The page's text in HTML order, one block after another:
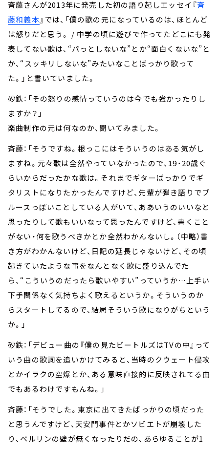
斉藤さんが2013年に発売した初の語り起しエッセイ『斉
藤和義本』では、「僕の歌の元になっているのは、ほとんど
は怒りだと思う。 / 中学の頃に遊びで作ってたどこにも発
表してない歌は、“パっとしないな”とか“面白くないな”と
か、“スッキリしないな”みたいなことばっかり歌って
た。」と書いていました。
砂鉄：「その怒りの感情っていうのは今でも強かったりし
ますか？」
楽曲制作の元は何なのか、聞いてみました。
斉藤：「そうですね。根っこにはそういうのはある気がし
ますね。元々歌は全然やっていなかったので、19･20歳ぐ
らいからだったかな歌は。それまでギターばっかりでギ
タリストになりたかったんですけど、先輩が弾き語りでブ
ルースっぽいことしている人がいて、ああいうのいいなと
思ったりして歌もいいなって思ったんですけど、書くこと
がない・何を歌うべきかとか全然わかんないし。（中略）書
き方がわかんないけど、日記の延長じゃないけど、その頃
起きていたような事をなんとなく歌に盛り込んでた
ら、“こういうのだったら歌いやすい”っていうか…上手い
下手関係なく気持ちよく歌えるというか。そういうのか
らスタートしてるので、結局そういう歌になりがちという
か。」
砂鉄：「デビュー曲の『僕の見たビートルズはTVの中』って
いう曲の歌詞を追いかけてみると、当時のクウェート侵攻
とかイラクの空爆とか、ある意味直接的に反映されてる曲
でもあるわけですもんね。」
斉藤：「そうでした。東京に出てきたばっかりの頃だった
と思うんですけど、天安門事件とかソビエトが崩壊した
り、ベルリンの壁が無くなったりだの、あらゆることが1